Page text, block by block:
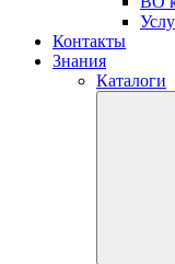
Контакты
Знания
Каталоги